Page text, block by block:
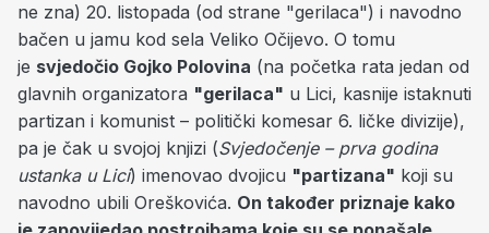
ne zna) 20. listopada (od strane "gerilaca") i navodno
bačen u jamu kod sela Veliko Očijevo. O tomu
je svjedočio Gojko Polovina (na početka rata jedan od
glavnih organizatora "gerilaca" u Lici, kasnije istaknuti
partizan i komunist – politički komesar 6. ličke divizije),
pa je čak u svojoj knjizi (Svjedočenje – prva godina
ustanka u Lici) imenovao dvojicu "partizana" koji su
navodno ubili Oreškovića. On također priznaje kako